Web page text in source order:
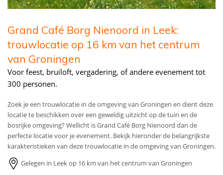
Grand Café Borg Nienoord in Leek:
trouwlocatie op 16 km van het centrum
van Groningen
Voor feest, bruiloft, vergadering, of andere evenement tot
300 personen.
Zoek je een trouwlocatie in de omgeving van Groningen en dient deze
locatie te beschikken over een geweldig uitzicht op de tuin en de
bosrijke omgeving? Wellicht is Grand Café Borg Nienoord dan de
perfecte locatie voor je evenement. Bekijk hieronder de belangrijkste
karakteristieken van deze trouwlocatie in de omgeving van Groningen.
Gelegen in Leek op 16 km van het centrum van Groningen